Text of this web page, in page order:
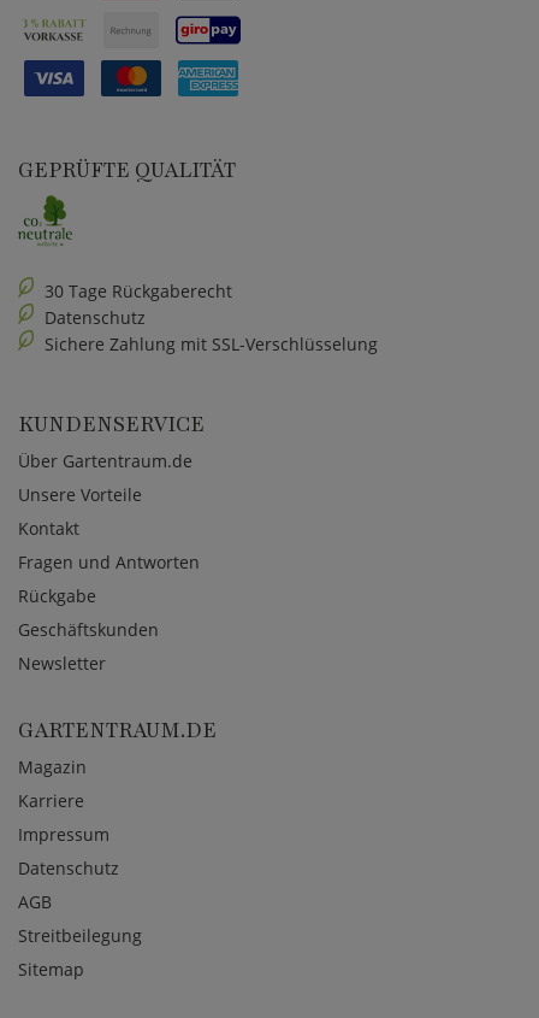
GEPRÜFTE QUALITÄT
30 Tage Rückgaberecht
Datenschutz
Sichere Zahlung mit SSL-Verschlüsselung
KUNDENSERVICE
Über Gartentraum.de
Unsere Vorteile
Kontakt
Fragen und Antworten
Rückgabe
Geschäftskunden
Newsletter
GARTENTRAUM.DE
Magazin
Karriere
Impressum
Datenschutz
AGB
Streitbeilegung
Sitemap